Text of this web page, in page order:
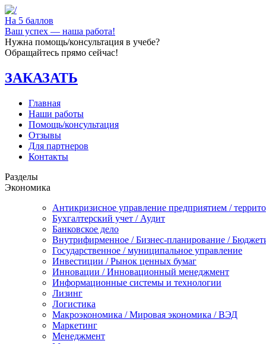
На 5 баллов
Ваш успех — наша работа!
Нужна помощь/консультация в учебе?
Обращайтесь прямо сейчас!
ЗАКАЗАТЬ
Главная
Наши работы
Помощь/консультация
Отзывы
Для партнеров
Контакты
Разделы
Экономика
Антикризисное управление предприятием /
Бухгалтерский учет / Аудит
Банковское дело
Внутрифирменное / Бизнес-планирование /
Государственное / муниципальное управление
Инвестиции / Рынок ценных бумаг
Инновации / Инновационный менеджмент
Информационные системы и технологии
Лизинг
Логистика
Макроэкономика / Мировая экономика / ВЭД
Маркетинг
Менеджмент